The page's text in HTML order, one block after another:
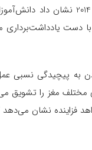
موثر باشد. به عنوان مثال، یک
دست یادداشت‌برداری
به پیچیدگی نسبی
مختلف مغز را تشویق
فزاینده نشان می‌دهد